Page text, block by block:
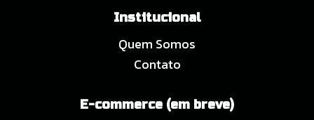
Institucional
Quem Somos
Contato
E-commerce (em breve)